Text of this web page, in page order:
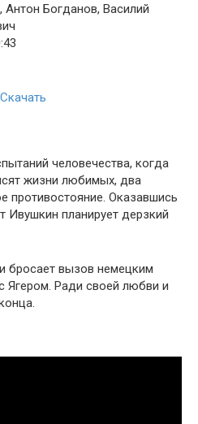
Антон Богданов, Василий
человечества, когда
жизни любимых, два
противостояние. Оказавшись
Ивушкин планирует дерзкий
бросает вызов немецким
Ягером. Ради своей любви и